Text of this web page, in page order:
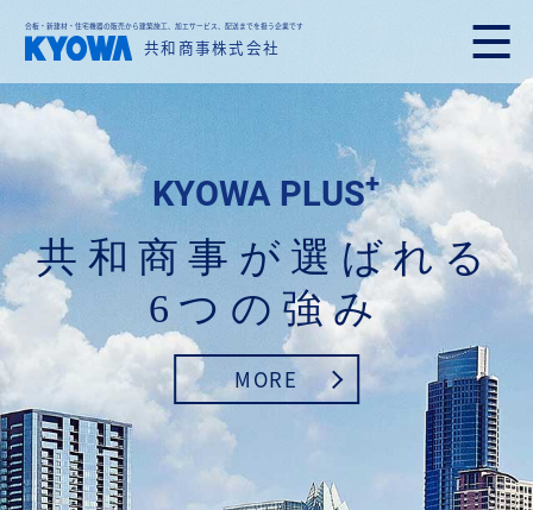
合板・新建材・住宅機器の販売から建築施工、加エサービス、配送までを扱う企業です
共和商事株式会社
KYOWA PLUS+
共和商事が選ばれる
6つの強み
MORE